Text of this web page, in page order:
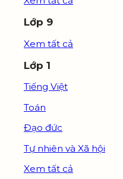
Lớp 9
Xem tất cả
Lớp 1
Tiếng Việt
Toán
Đạo đức
Tự nhiên và Xã hội
Xem tất cả